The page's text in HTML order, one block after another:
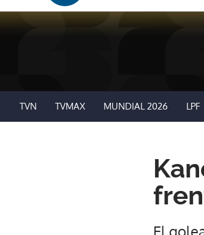
TVN TVMAX MUNDIAL 2026 LPF
El